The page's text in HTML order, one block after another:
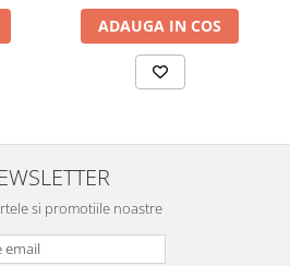
ADAUGA IN COS
si promotiile noastre